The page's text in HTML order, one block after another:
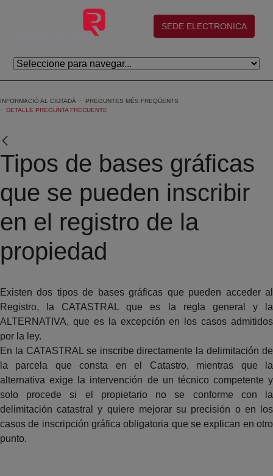
Salta al contingut principal
(abre en nueva ventana)
SEDE ELECTRONICA
INFORMACIÓ AL CIUTADÀ
PREGUNTES MÉS FREQÜENTS
DETALLE PREGUNTA FRECUENTE
Tipos de bases gráficas
que se pueden inscribir
en el registro de la
propiedad
Existen dos tipos de bases gráficas que pueden acceder al
Registro, la CATASTRAL que es la regla general y la
ALTERNATIVA, que es la excepción en los casos admitidos
por la ley.
En la CATASTRAL se inscribe directamente la delimitación de
la parcela que consta en el Catastro, mientras que la
alternativa exige la intervención de un técnico competente y
solo procede si el propietario no se conforme con la
delimitación catastral y quiere mejorar su precisión o en los
casos de inscripción gráfica obligatoria que se explican en otro
punto.